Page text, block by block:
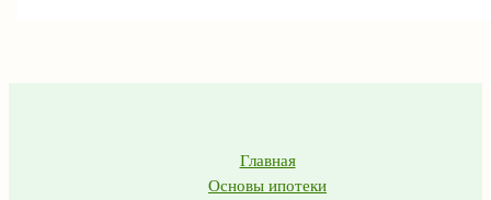
Главная
Основы ипотеки